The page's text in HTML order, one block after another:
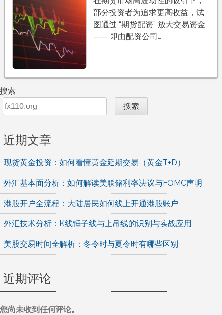
部分投资者为追求更高收益，试
图通过 “期货配资” 放大交易资金
—— 即由配资公司…
搜索
搜索
近期文章
现货黄金投资：如何看懂黄金延期交易（黄金T+D）
外汇基本面分析：如何解读美联储利率决议与FOMC声明
港股开户全流程：大陆居民如何线上开通港股账户
外汇技术分析：K线锤子线与上吊线的识别与实战应用
美股交易时间全解析：冬令时与夏令时有哪些区别
近期评论
您尚未收到任何评论。